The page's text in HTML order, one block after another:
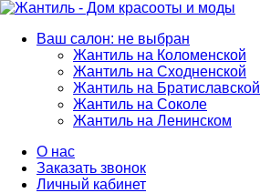
Ваш салон: не выбран
Жантиль на Коломенской
Жантиль на Сходненской
Жантиль на Братиславской
Жантиль на Соколе
Жантиль на Ленинском
О нас
Заказать звонок
Личный кабинет